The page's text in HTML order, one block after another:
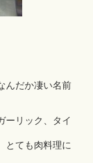
んだか凄い名前
ーリック、タイ
とても肉料理に